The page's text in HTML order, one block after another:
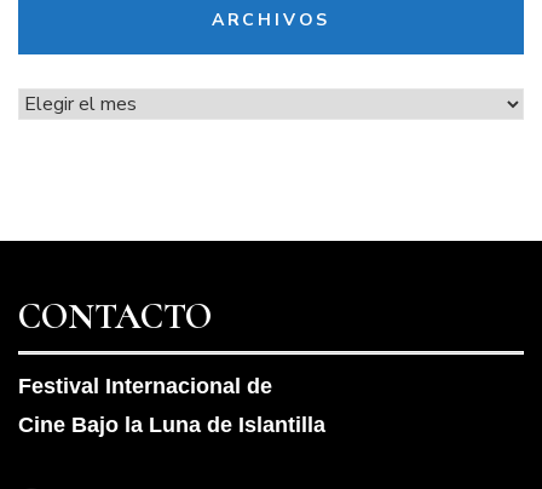
ARCHIVOS
Archivos
CONTACTO
Festival Internacional de
Cine Bajo la Luna de Islantilla